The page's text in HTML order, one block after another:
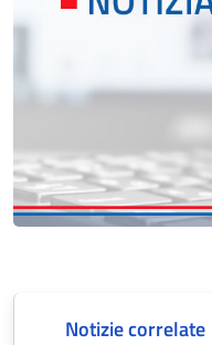
Notizie correlate